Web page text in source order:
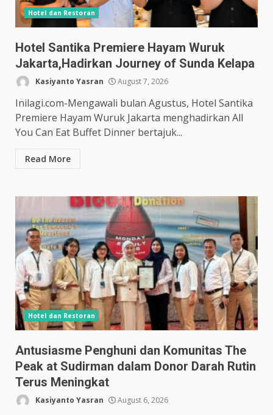
Hotel dan Restoran
Hotel Santika Premiere Hayam Wuruk
Jakarta,Hadirkan Journey of Sunda Kelapa
Kasiyanto Yasran August 7, 2026
Inilagi.com-Mengawali bulan Agustus, Hotel Santika
Premiere Hayam Wuruk Jakarta menghadirkan All
You Can Eat Buffet Dinner bertajuk...
Read More
Hotel dan Restoran
Antusiasme Penghuni dan Komunitas The
Peak at Sudirman dalam Donor Darah Rutin
Terus Meningkat
Kasiyanto Yasran August 6, 2026